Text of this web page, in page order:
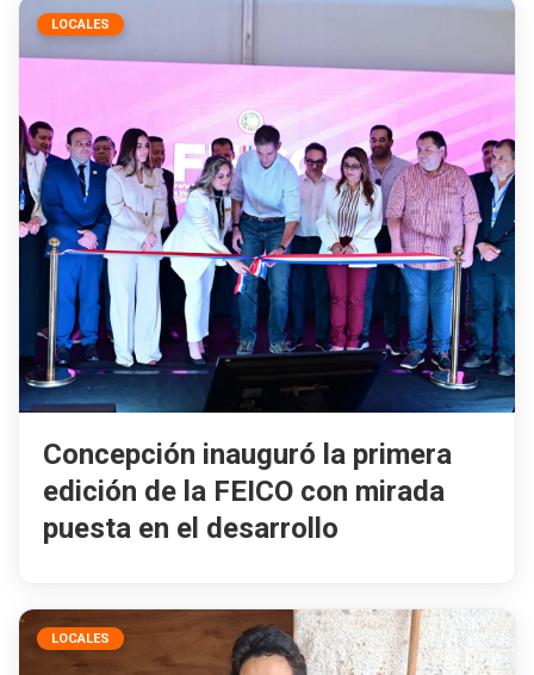
LOCALES
Concepción inauguró la primera
edición de la FEICO con mirada
puesta en el desarrollo
LOCALES